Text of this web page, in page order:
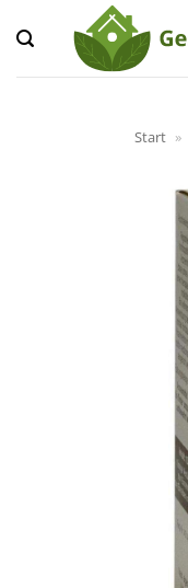
Inhalt
springen
Start »